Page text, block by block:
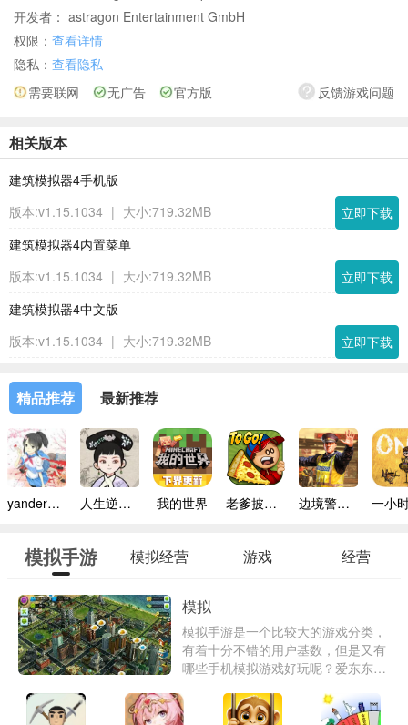
开发者： astragon Entertainment GmbH
权限： 查看详情
隐私： 查看隐私
反馈游戏问题
需要联网 无广告 官方版
相关版本
建筑模拟器4手机版
版本:v1.15.1034 | 大小:719.32MB
立即下载
建筑模拟器4内置菜单
版本:v1.15.1034 | 大小:719.32MB
立即下载
建筑模拟器4中文版
版本:v1.15.1034 | 大小:719.32MB 立即下载
精品推荐 最新推荐
yandere simulator手机版 人生逆袭路免广告 我的世界 老爹披萨店手机版 边境警察官中文版
模拟手游 模拟经营 游戏 经营
模拟
模拟手游是一个比较大的游戏分类，
有着十分不错的用户基数，但是又有
哪些手机模拟游戏好玩呢？爱东东手
戏大全供你体验。